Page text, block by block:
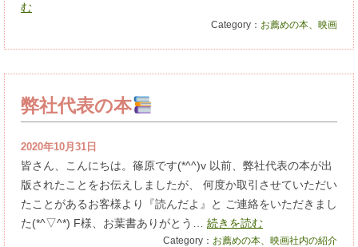
む
Category： お薦めの本、映画
弊社代表の本
2020年10月31日
皆さん、こんにちは。篠原です(*^^)v 以前、弊社代表の本が出
版されたことをお伝えしましたが、 何度か取引させていただい
たことがあるお客様より『読んだよ』と ご連絡をいただきまし
た(*^▽^*) F様、お葉書ありがとう… 続きを読む
Category： お薦めの本、映画社内の紹介